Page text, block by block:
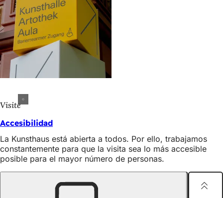
Visite
Accesibilidad
La Kunsthaus está abierta a todos. Por ello, trabajamos
constantemente para que la visita sea lo más accesible
posible para el mayor número de personas.